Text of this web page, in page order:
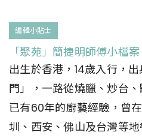
編輯小貼士
「聚苑」簡捷明師傅小檔案
出生於香港，14歲入行，
門」，一路從燒臘、炒台
已有60年的廚藝經驗，曾
圳、西安、佛山及台灣等